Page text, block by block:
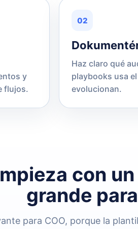
y
flujos.
02
Haz claro qué
playbooks usa
evolucionan.
con
grande
para COO, porque la